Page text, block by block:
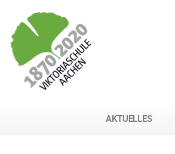
AKTUELLES